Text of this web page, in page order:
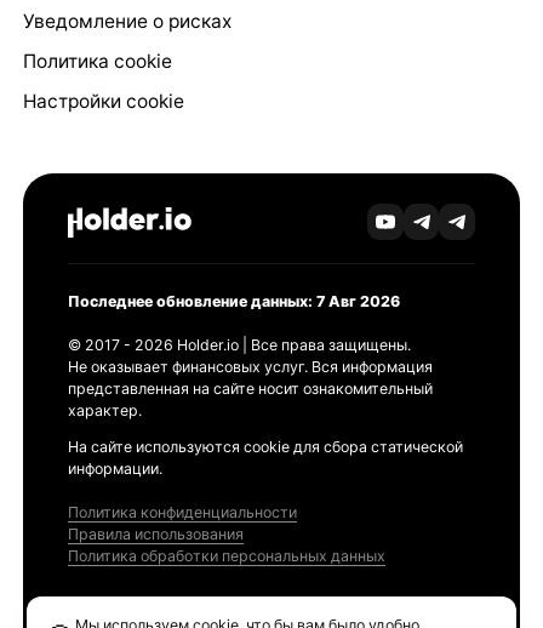
Уведомление о рисках
Политика cookie
Настройки cookie
Последнее обновление данных: 7 Авг 2026
© 2017 - 2026 Holder.io | Все права защищены.
Не оказывает финансовых услуг. Вся информация
представленная на сайте носит ознакомительный
характер.
На сайте используются cookie для сбора статической
информации.
Политика конфиденциальности
Правила использования
Политика обработки персональных данных